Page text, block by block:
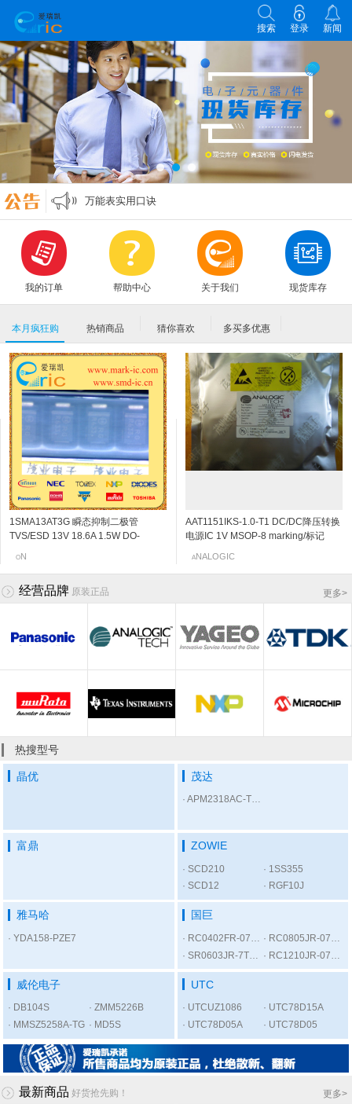
新闻
登录
搜索
各类电子元器件选型原则
零欧姆电阻的作用
万能表实用口诀
各类电子元器件选型原则
零欧姆电阻的作用
我的订单 帮助中心 关于我们 现货库存
本月疯狂购 热销商品 猜你喜欢 多买多优惠
1SMA13AT3G 瞬态抑制二极管
TVS/ESD 13V 18.6A 1.5W DO-
ON
AAT1151IKS-1.0-T1 DC/DC降压转换
电源IC 1V MSOP-8 marking/标记
ANALOGIC
2SC5108-Y NPN三极管 20V 30mA
6Ghz 120~240 SOT-523/SSM
TOSHIBA
2SC4666 NPN三极管 50V
150mA/0.15A 250MHz 600~3600
TOSHIBA
AL7SET32C15 集成电路IC SOT-353
标记 T328
FAIRCHILD
AL7SZT32C15 I集成电路IC SOT-353
标记T328
FAIRCHILD
2SK3230 N沟道结型场效应管 20v
0.06~0.11mA SOT-523 marking/标记
NEC
2SK198-Q N沟道结型场效应管 30v
2~6mA SOT-23 marking/标记 10Q 低
Panasonic
更多>
经营品牌 原装正品
热搜型号
晶优 茂达
APM2318AC-TRL
富鼎 ZOWIE
SCD210
1SS355
SCD12
RGF10J
雅马哈
YDA158-PZE7
国巨
RC0402FR-07300RL
RC0805JR-075K6L
SR0603JR-7T1KL
RC1210JR-0756RL
威伦电子
DB104S
ZMM5226B
MMSZ5258A-TG
MD5S
UTC
UTCUZ1086
UTC78D15A
UTC78D05A
UTC78D05
更多>
最新商品 好货抢先购！